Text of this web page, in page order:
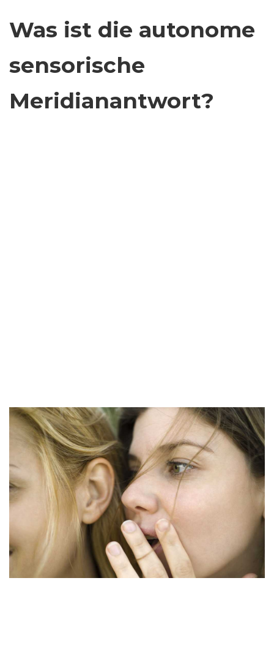
Was ist die autonome
sensorische
Meridianantwort?